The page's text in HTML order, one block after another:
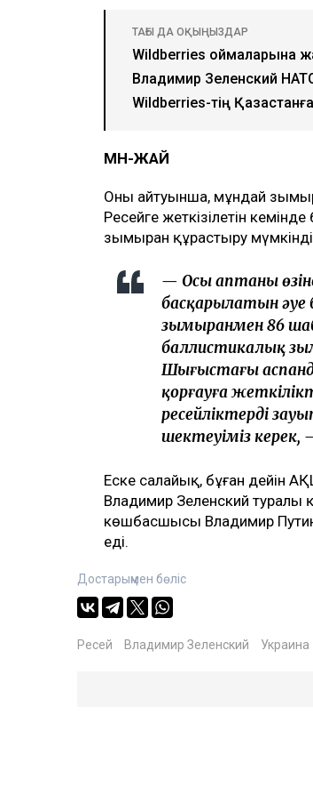
ТАҒЫ ДА ОҚЫҢЫЗДАР
Wildberries қоймаларына
Владимир Зеленский
Wildberries-тің
МӘН-ЖАЙ
Оның айтуынша, мұндай
Ресейге жеткізілетін
зымыран құрастыру
— Осы аптаның
басқарылатын
зымыранмен 86
баллистикалық
Шығыстағы
қорғауға
ресейліктердің
шектеуіміз керек,
Еске салайық, бұған дейін
Владимир Зеленский туралы
көшбасшысы Владимир
еді.
Достарыңмен бөліс
Ресей Владимир Зеленский Украина